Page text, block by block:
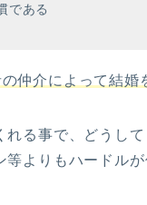
である
仲介によって結婚
れる事で、どうし
等よりもハードル